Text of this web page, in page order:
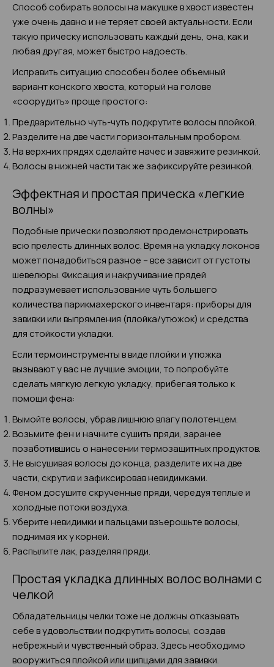
Способ собирать волосы на макушке в хвост известен
уже очень давно и не теряет своей актуальности. Если
такую прическу использовать каждый день, она, как и
любая другая, может быстро надоесть.
Исправить ситуацию способен более объемный
вариант конского хвоста, который на голове
«соорудить» проще простого:
Предварительно чуть-чуть подкрутите волосы плойкой.
Разделите на две части горизонтальным пробором.
На верхних прядях сделайте начес и завяжите резинкой.
Волосы в нижней части так же зафиксируйте резинкой.
Эффектная и простая прическа «легкие
волны»
Подобные прически позволяют продемонстрировать
всю прелесть длинных волос. Время на укладку локонов
может понадобиться разное – все зависит от густоты
шевелюры. Фиксация и накручивание прядей
подразумевает использование чуть большего
количества парикмахерского инвентаря: приборы для
завивки или выпрямления (плойка/утюжок) и средства
для стойкости укладки.
Если термоинструменты в виде плойки и утюжка
вызывают у вас не лучшие эмоции, то попробуйте
сделать мягкую легкую укладку, прибегая только к
помощи фена:
Вымойте волосы, убрав лишнюю влагу полотенцем.
Возьмите фен и начните сушить пряди, заранее
позаботившись о нанесении термозащитных продуктов.
Не высушивая волосы до конца, разделите их на две
части, скрутив и зафиксировав невидимками.
Феном досушите скрученные пряди, чередуя теплые и
холодные потоки воздуха.
Уберите невидимки и пальцами взъерошьте волосы,
поднимая их у корней.
Распылите лак, разделяя пряди.
Простая укладка длинных волос волнами с
челкой
Обладательницы челки тоже не должны отказывать
себе в удовольствии подкрутить волосы, создав
небрежный и чувственный образ. Здесь необходимо
вооружиться плойкой или щипцами для завивки.